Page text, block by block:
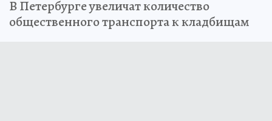
В Петербурге увеличат количество
общественного транспорта к кладбищам